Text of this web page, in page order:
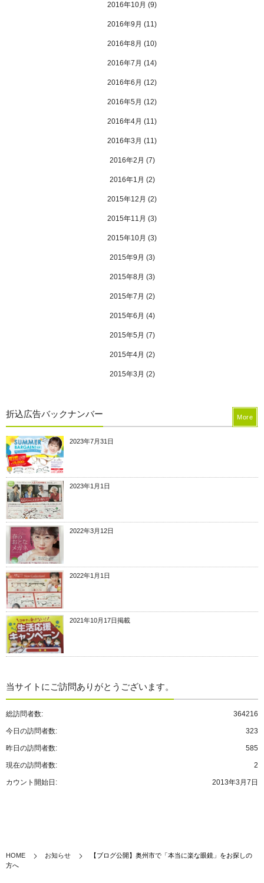
2016年10月 (9)
2016年9月 (11)
2016年8月 (10)
2016年7月 (14)
2016年6月 (12)
2016年5月 (12)
2016年4月 (11)
2016年3月 (11)
2016年2月 (7)
2016年1月 (2)
2015年12月 (2)
2015年11月 (3)
2015年10月 (3)
2015年9月 (3)
2015年8月 (3)
2015年7月 (2)
2015年6月 (4)
2015年5月 (7)
2015年4月 (2)
2015年3月 (2)
折込広告バックナンバー
2023年7月31日
2023年1月1日
2022年3月12日
2022年1月1日
2021年10月17日掲載
More
当サイトにご訪問ありがとうございます。
364216
総訪問者数:
323
今日の訪問者数:
585
昨日の訪問者数:
2
現在の訪問者数:
2013年3月7日
カウント開始日:
HOME お知らせ
【ブログ公開】奥州市で「本当に楽な眼鏡」をお探しの
方へ